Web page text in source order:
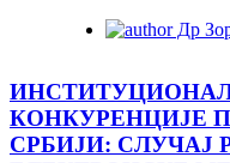
Др
КОНКУРЕНЦИЈЕ
СРБИЈИ: СЛУЧАЈ